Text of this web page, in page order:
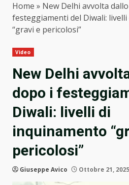
Home » New Delhi avvolta
festeggiamenti del Diwali:
“gravi e pericolosi”
Video
New Delhi
dopo i
Diwali: livelli di
inquinamento
pericolosi”
Giuseppe Avico Ottobre 21, 2025